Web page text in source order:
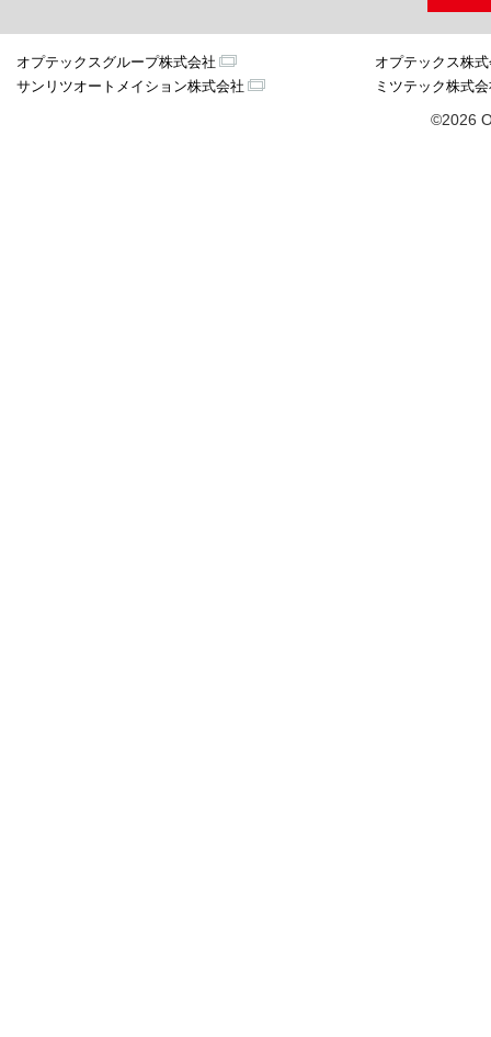
オプテックスグループ株式会社
オプテックス株
サンリツオートメイション株式会社
ミツテック株式
©2026